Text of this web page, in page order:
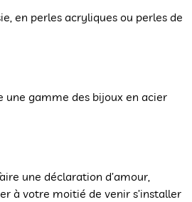
en perles acryliques ou perles de
une gamme des bijoux en acier
une déclaration d’amour,
à votre moitié de venir s’installer